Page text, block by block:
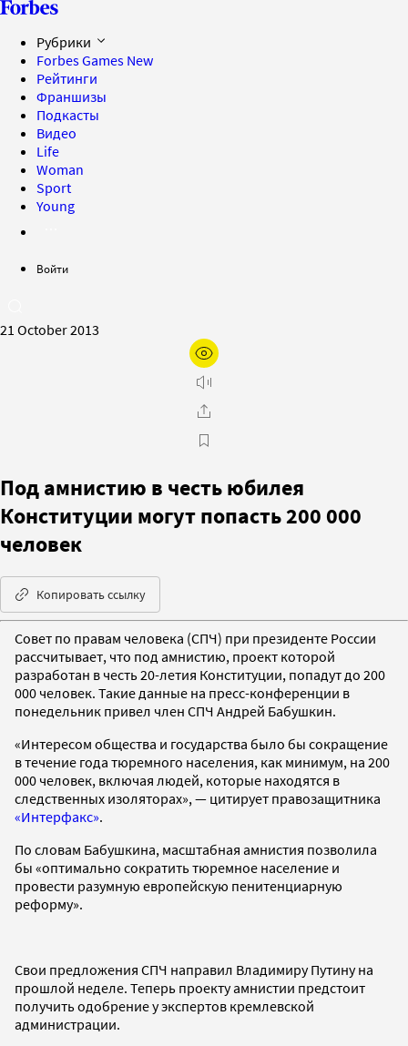
Рубрики
Forbes Games New
Рейтинги
Франшизы
Подкасты
Видео
Life
Woman
Sport
Young
Войти
21 October 2013
Под амнистию в честь юбилея
Конституции могут попасть 200 000
человек
Копировать ссылку
Совет по правам человека (СПЧ) при президенте России
рассчитывает, что под амнистию, проект которой
разработан в честь 20-летия Конституции, попадут до 200
000 человек. Такие данные на пресс-конференции в
понедельник привел член СПЧ Андрей Бабушкин.
«Интересом общества и государства было бы сокращение
в течение года тюремного населения, как минимум, на 200
000 человек, включая людей, которые находятся в
следственных изоляторах», — цитирует правозащитника
«Интерфакс».
По словам Бабушкина, масштабная амнистия позволила
бы «оптимально сократить тюремное население и
провести разумную европейскую пенитенциарную
реформу».
Свои предложения СПЧ направил Владимиру Путину на
прошлой неделе. Теперь проекту амнистии предстоит
получить одобрение у экспертов кремлевской
администрации.